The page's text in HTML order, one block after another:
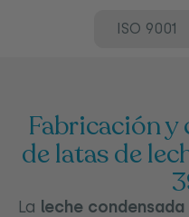
ISO 9001
Fabricación
de latas de
La leche